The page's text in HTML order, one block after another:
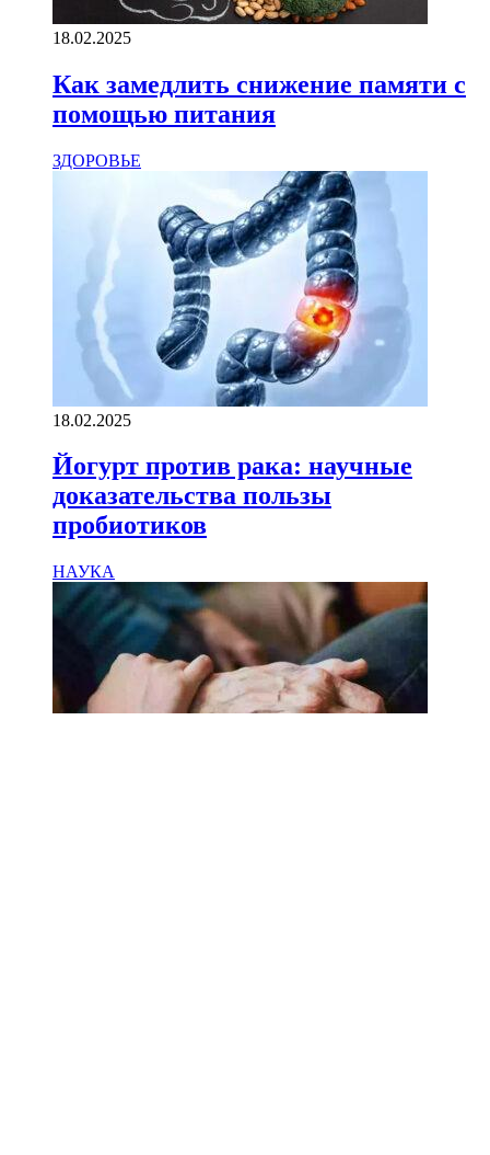
18.02.2025
Как замедлить снижение памяти с
помощью питания
ЗДОРОВЬЕ
18.02.2025
Йогурт против рака: научные
доказательства пользы
пробиотиков
НАУКА